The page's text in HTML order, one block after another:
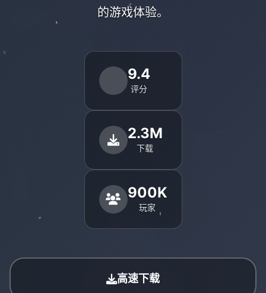
的游戏体验。
9.4
评分
2.3M
下载
900K
玩家
高速下载